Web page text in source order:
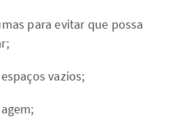
para evitar que possa
vazios;